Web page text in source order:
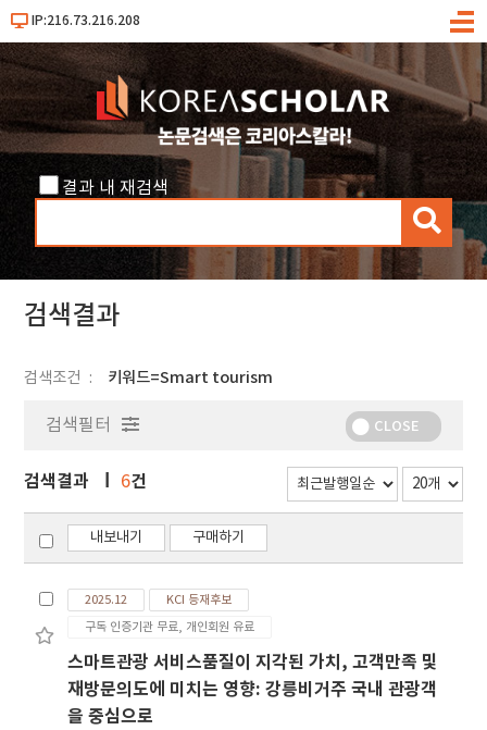
IP:216.73.216.208
메
결과 내 재검색
검
색
검색결과
검색조건 키워드=Smart tourism
검색필터 CLOSE
검색결과 6건
내보내기 구매하기
2025.12
KCI 등재후보
구독 인증기관 무료, 개인회원 유료
스마트관광 서비스품질이 지각된 가치, 고객만족 및
재방문의도에 미치는 영향: 강릉비거주 국내 관광객
을 중심으로